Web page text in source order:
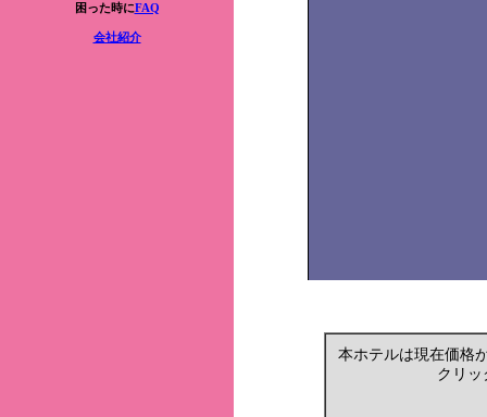
困った時にFAQ
会社紹介
本ホテルは現在価格
クリッ